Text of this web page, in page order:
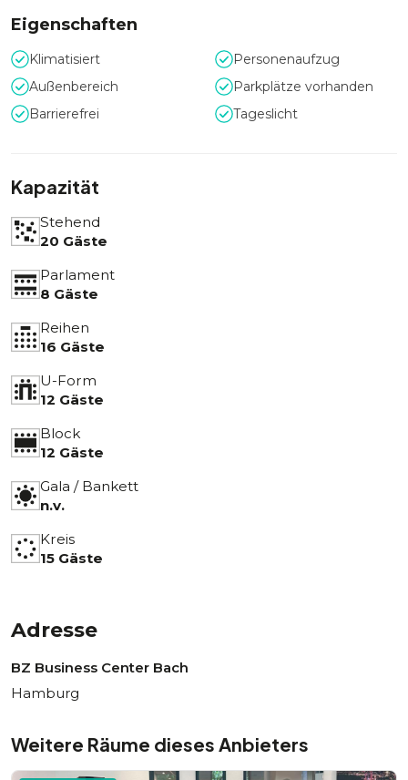
Eigenschaften
Klimatisiert
Personenaufzug
Außenbereich
Parkplätze vorhanden
Barrierefrei
Tageslicht
Kapazität
Stehend
20 Gäste
Parlament
8 Gäste
Reihen
16 Gäste
U-Form
12 Gäste
Block
12 Gäste
Gala / Bankett
n.v.
Kreis
15 Gäste
Adresse
BZ Business Center Bach
Hamburg
Weitere Räume dieses Anbieters